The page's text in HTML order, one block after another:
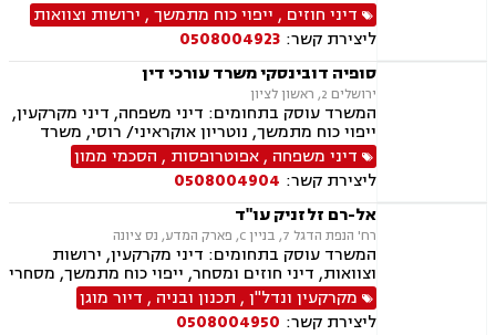
ונדל"ן, עסקאות מכר דירה, נדל"ן מסחרי, הסכמי
ממון
דיני חוזים , ייפוי כוח מתמשך, ירושות וצוואות
ליצירת קשר: 0508004923
סופיה דובינסקי משרד עורכי דין
ירושלים 2, ראשון לציון
המשרד עוסק בתחומים: דיני משפחה, דיני מקרקעין,
ייפוי כוח מתמשך, נוטריון אוקראיני/ רוסי, משרד
הפנים, ירושות וצוואות, מומחים לדין הזר
דיני משפחה ,אפוטרופסות , הסכמי ממון
ליצירת קשר: 0508004904
אל-רם זלזניק עו"ד
רח' הנפת הדגל 7, בניין C, פארק המדע, נס ציונה
המשרד עוסק בתחומים: דיני מקרקעין, ירושות
וצוואות, דיני חוזים ומסחר, ייפוי כוח מתמשך, מסחרי
אזרחימקרקעין ונדל"ן, תכנון ובניה , דיור מוגן
ליצירת קשר: 0508004950